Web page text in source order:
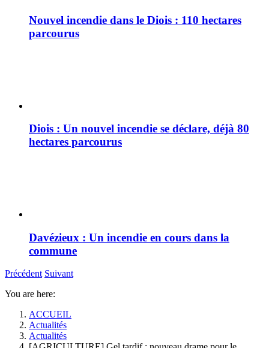
Nouvel incendie dans le Diois : 110 hectares
parcourus
Diois : Un nouvel incendie se déclare, déjà 80
hectares parcourus
Davézieux : Un incendie en cours dans la
commune
Précédent Suivant
You are here:
ACCUEIL
Actualités
Actualités